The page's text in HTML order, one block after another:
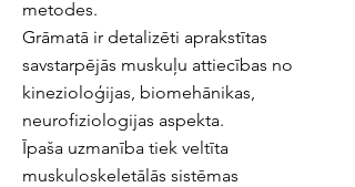
metodes.
Grāmatā ir detalizēti aprakstītas
savstarpējās muskuļu attiecības no
kinezioloģijas, biomehānikas,
neurofiziologijas aspekta.
Īpaša uzmanība tiek veltīta
muskuloskeletālās sistēmas